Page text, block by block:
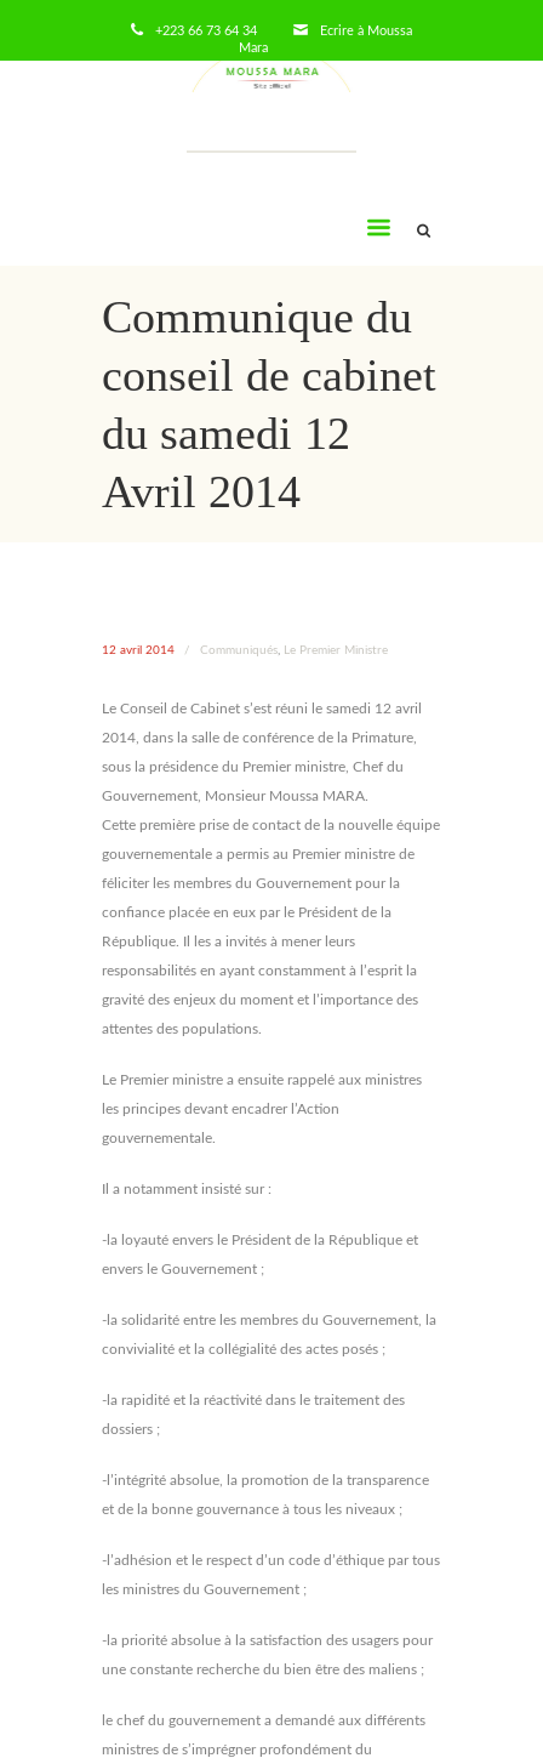
+223 66 73 64 34
Ecrire à Moussa
Mara
Communique du
conseil de cabinet
du samedi 12
Avril 2014
12 avril 2014 / Communiqués Le Premier Ministre
Le Conseil de Cabinet s’est réuni le samedi 12 avril
2014, dans la salle de conférence de la Primature,
sous la présidence du Premier ministre, Chef du
Gouvernement, Monsieur Moussa MARA.
Cette première prise de contact de la nouvelle équipe
gouvernementale a permis au Premier ministre de
féliciter les membres du Gouvernement pour la
confiance placée en eux par le Président de la
République. Il les a invités à mener leurs
responsabilités en ayant constamment à l’esprit la
gravité des enjeux du moment et l’importance des
attentes des populations.
Le Premier ministre a ensuite rappelé aux ministres
les principes devant encadrer l’Action
gouvernementale.
Il a notamment insisté sur :
-la loyauté envers le Président de la République et
envers le Gouvernement ;
-la solidarité entre les membres du Gouvernement, la
convivialité et la collégialité des actes posés ;
-la rapidité et la réactivité dans le traitement des
dossiers ;
-l’intégrité absolue, la promotion de la transparence
et de la bonne gouvernance à tous les niveaux ;
-l’adhésion et le respect d’un code d’éthique par tous
les ministres du Gouvernement ;
-la priorité absolue à la satisfaction des usagers pour
une constante recherche du bien être des maliens ;
le chef du gouvernement a demandé aux différents
ministres de s’imprégner profondément du